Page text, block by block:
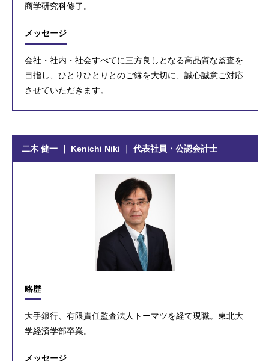
商学研究科修了。
メッセージ
会社・社内・社会すべてに三方良しとなる高品質な監査を
目指し、ひとりひとりとのご縁を大切に、誠心誠意ご対応
させていただきます。
二木 健一 ｜ Kenichi Niki ｜ 代表社員・公認会計士
略歴
大手銀行、有限責任監査法人トーマツを経て現職。東北大
学経済学部卒業。
メッセージ